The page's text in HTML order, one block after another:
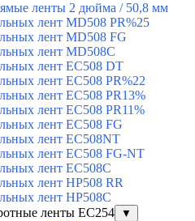
ленты 2 дюйма / 50,8 мм
лент MD508 PR%25
лент MD508 FG
лент MD508C
лент EC508 DT
лент EC508 PR%22
лент EC508 PR13%
лент EC508 PR11%
лент EC508 FG
лент EC508NT
лент EC508 FG-NT
лент EC508C
лент HP508 RR
лент HP508C
ленты EC254
▼